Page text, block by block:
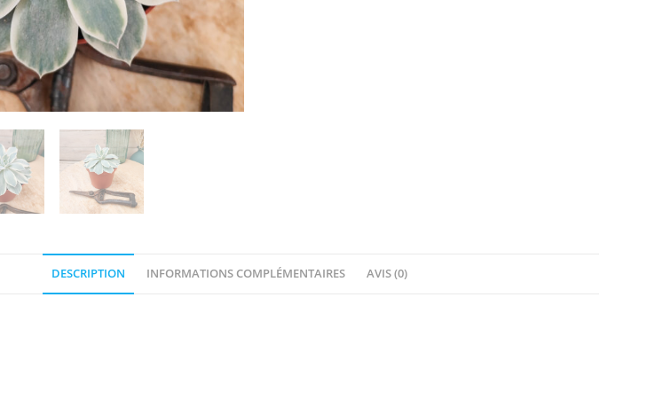
DESCRIPTION INFORMATIONS COMPLÉMENTAIRES AVIS (0)